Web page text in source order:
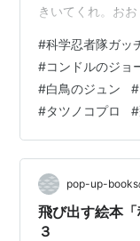
きいてくれ。お
を していた。し
しき ギャラクタ
を あやつり こう
いだが、怪獣ロボ
ー本ぶを 見つけ
#科学忍者隊ガッ
#コンドルのジョ
#白鳥のジュン #
#タツノコプロ #
pop-up-books
飛び出す絵本
３